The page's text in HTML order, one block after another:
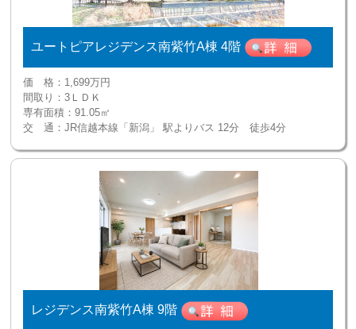
ユートピアレジデンス南紫竹A棟 4階
価 格： 1,699万円
間取り：3ＬＤＫ
専有面積：91.05㎡
交 通：JR信越本線「新潟」 駅よりバス 12分 徒歩4分
レジデンス南紫竹A棟 9階